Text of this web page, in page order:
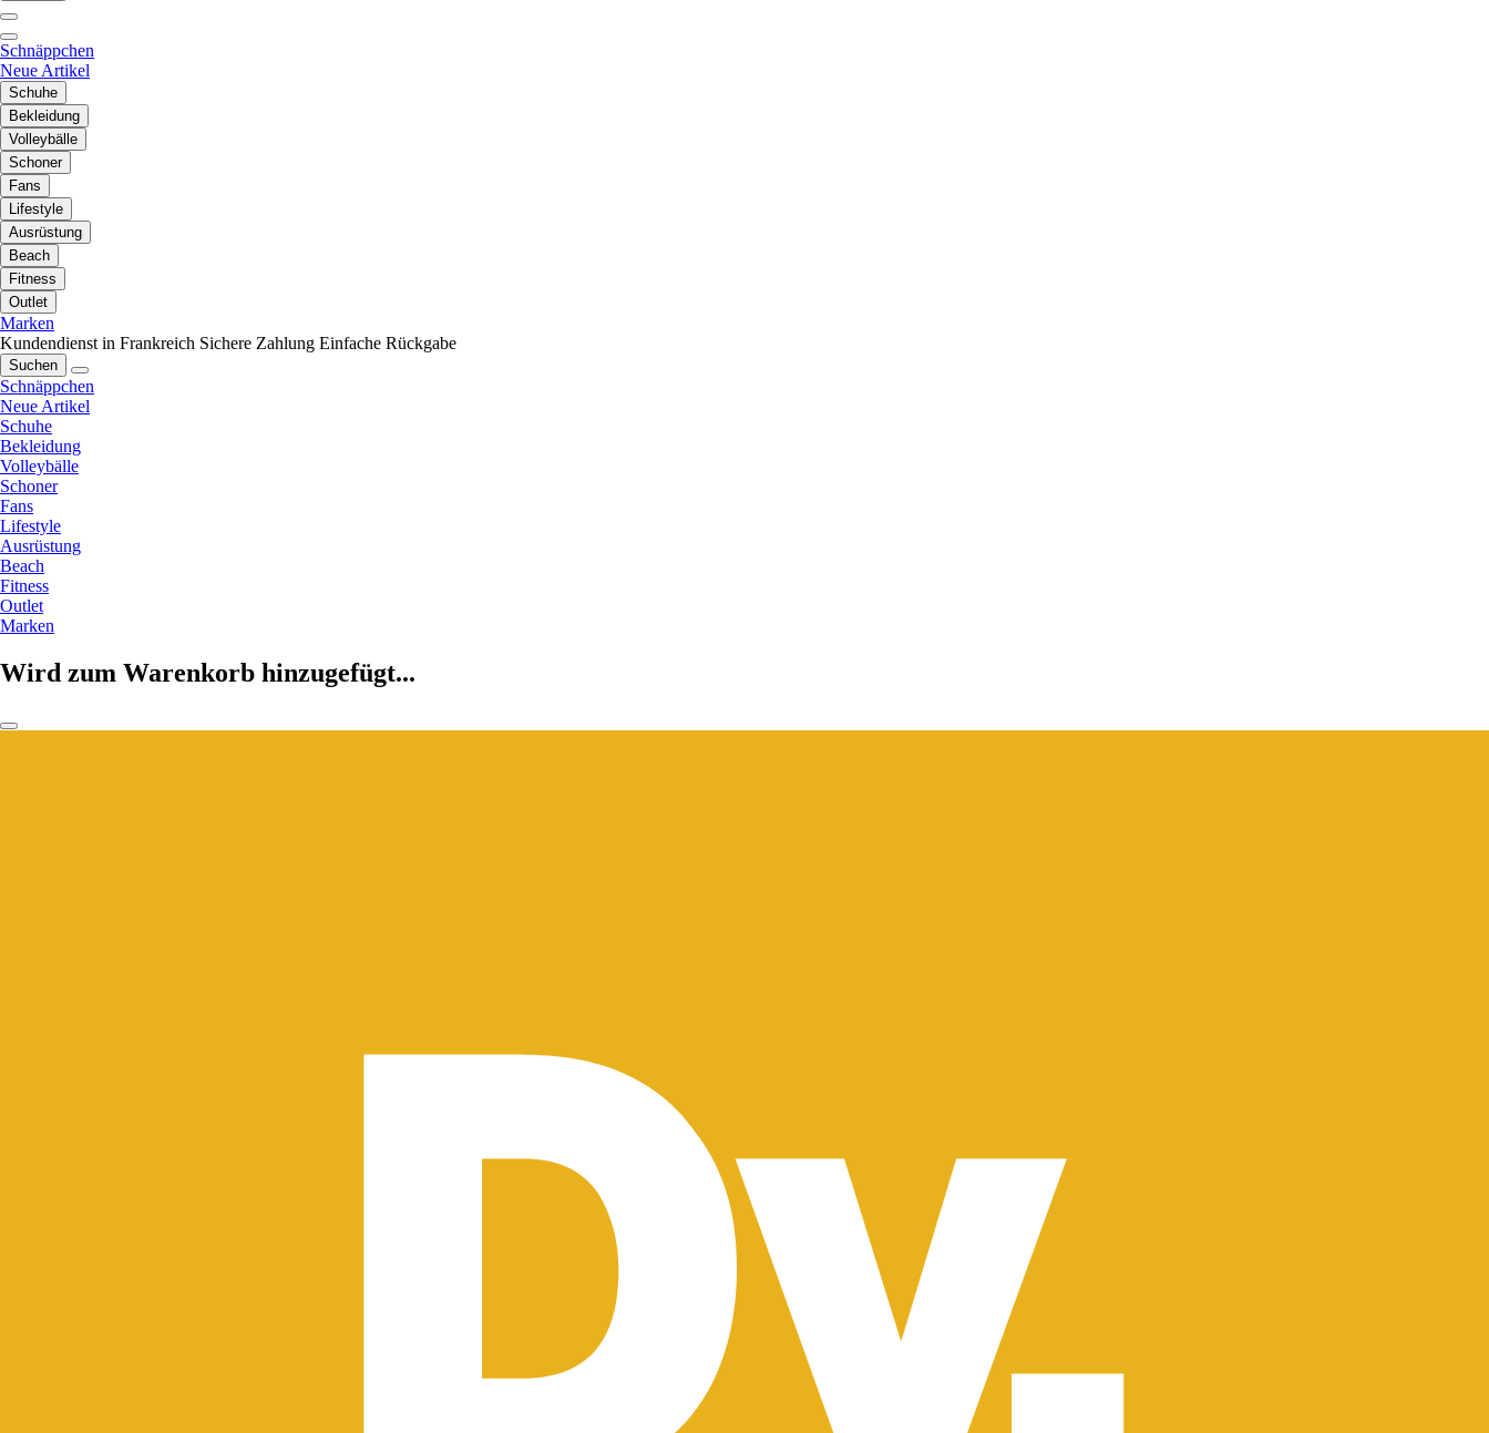
Schnäppchen
Neue Artikel
Schuhe
Bekleidung
Volleybälle
Schoner
Fans
Lifestyle
Ausrüstung
Beach
Fitness
Outlet
Marken
Kundendienst in Frankreich Sichere Zahlung Einfache Rückgabe
Suchen
Schnäppchen
Neue Artikel
Schuhe
Bekleidung
Volleybälle
Schoner
Fans
Lifestyle
Ausrüstung
Beach
Fitness
Outlet
Marken
Wird zum Warenkorb hinzugefügt...